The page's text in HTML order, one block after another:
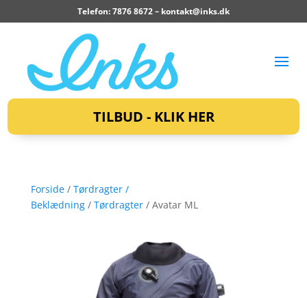
Telefon: 7876 8672 – kontakt@inks.dk
TILBUD - KLIK HER
Forside/ Tørdragter /
Beklædning/ Tørdragter/ Avatar ML